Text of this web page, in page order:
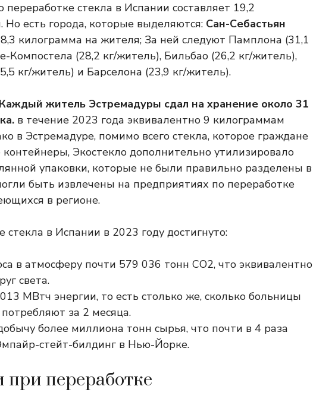
стекла в Испании составляет 19,2
есть города, которые выделяются: Сан-Себастьян
килограмма на жителя; За ней следуют Памплона (31,1
Компостела (28,2 кг/житель), Бильбао (26,2 кг/житель),
кг/житель) и Барселона (23,9 кг/житель).
Каждый житель Эстремадуры сдал на хранение около 31
в течение 2023 года эквивалентно 9 килограммам
в Эстремадуре, помимо всего стекла, которое граждане
Экостекло дополнительно утилизировало
упаковки, которые не были правильно разделены в
быть извлечены на предприятиях по переработке
в регионе.
стекла в Испании в 2023 году достигнуто:
в атмосферу почти 579 036 тонн CO2, что эквивалентно
света.
МВтч энергии, то есть столько же, сколько больницы
за 2 месяца.
более миллиона тонн сырья, что почти в 4 раза
стейт-билдинг в Нью-Йорке.
переработке